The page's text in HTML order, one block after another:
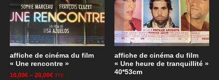
affiche de cinéma du film
« Une rencontre »
10,00€ – 20,00€ TTC
affiche de cinéma du film
« Une heure de tranquillité »
40*53cm